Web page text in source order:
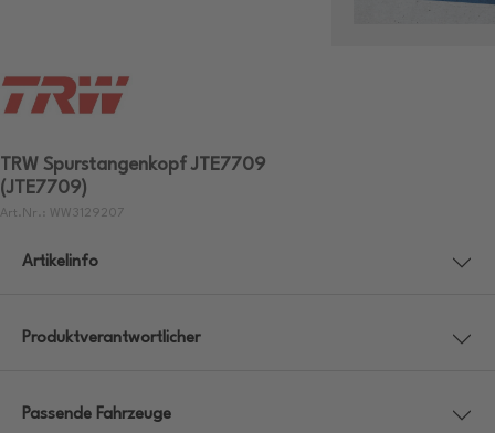
TRW Spurstangenkopf JTE7709
(JTE7709)
Art.Nr.: WW3129207
Artikelinfo
Produktverantwortlicher
Passende Fahrzeuge